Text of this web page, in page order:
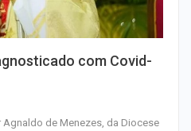
com Covid-
de Menezes, da Diocese